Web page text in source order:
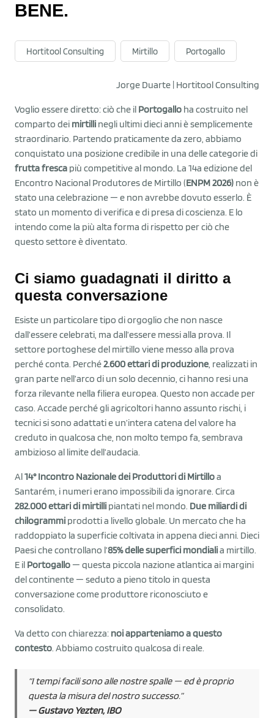
BENE.
Hortitool Consulting Mirtillo Portogallo
Jorge Duarte | Hortitool Consulting
Voglio essere diretto: ciò che il Portogallo ha costruito nel
comparto dei mirtilli negli ultimi dieci anni è semplicemente
straordinario. Partendo praticamente da zero, abbiamo
conquistato una posizione credibile in una delle categorie di
frutta fresca più competitive al mondo. La 14a edizione del
Encontro Nacional Produtores de Mirtillo (ENPM 2026) non è
stato una celebrazione — e non avrebbe dovuto esserlo. È
stato un momento di verifica e di presa di coscienza. E lo
intendo come la più alta forma di rispetto per ciò che
questo settore è diventato.
Ci siamo guadagnati il diritto a
questa conversazione
Esiste un particolare tipo di orgoglio che non nasce
dall’essere celebrati, ma dall’essere messi alla prova. Il
settore portoghese del mirtillo viene messo alla prova
perché conta. Perché2.600 ettari di produzione, realizzati in
gran parte nell’arco di un solo decennio, ci hanno resi una
forza rilevante nella filiera europea. Questo non accade per
caso. Accade perché gli agricoltori hanno assunto rischi, i
tecnici si sono adattati e un’intera catena del valore ha
creduto in qualcosa che, non molto tempo fa, sembrava
ambizioso al limite dell’audacia.
Al14° Incontro Nazionale dei Produttori di Mirtilloa
Santarém, i numeri erano impossibili da ignorare. Circa
282.000 ettari di mirtilli piantati nel mondo. Due miliardi di
chilogrammi prodotti a livello globale. Un mercato che ha
raddoppiato la superficie coltivata in appena dieci anni. Dieci
Paesi che controllano l’85% delle superfici mondialia mirtillo.
E il Portogallo — questa piccola nazione atlantica ai margini
del continente — seduto a pieno titolo in questa
conversazione come produttore riconosciuto e
consolidato.
Va detto con chiarezza: noi apparteniamo a questo
contesto. Abbiamo costruito qualcosa di reale.
“I tempi facili sono alle nostre spalle — ed è proprio
questa la misura del nostro successo.”
— Gustavo Yezten, IBO